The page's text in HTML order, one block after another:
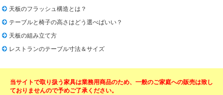
天板のフラッシュ構造とは？
テーブルと椅子の高さはどう選べばいい？
天板の組み立て方
レストランのテーブル寸法＆サイズ
当サイトで取り扱う家具は業務用商品のため、一般のご家庭への販売は致し
ておりませんので予めご了承ください。